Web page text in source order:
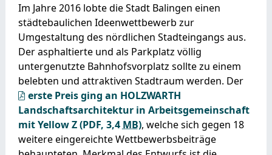
Im Jahre 2016 lobte die Stadt Balingen einen
städtebaulichen Ideenwettbewerb zur
Umgestaltung des nördlichen Stadteingangs aus.
Der asphaltierte und als Parkplatz völlig
untergenutzte Bahnhofsvorplatz sollte zu einem
belebten und attraktiven Stadtraum werden. Der
erste Preis ging an HOLZWARTH
Landschaftsarchitektur in Arbeitsgemeinschaft
mit Yellow Z(PDF, 3,4 MB), welche sich gegen 18
weitere eingereichte Wettbewerbsbeiträge